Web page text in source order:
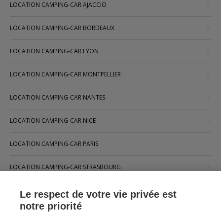
LOCATION CAMPING-CAR AJACCIO
LOCATION CAMPING-CAR BORDEAUX
LOCATION CAMPING-CAR LYON
LOCATION CAMPING-CAR MONTPELLIER
LOCATION CAMPING-CAR NANTES
LOCATION CAMPING-CAR NICE
LOCATION CAMPING-CAR PARIS
LOCATION CAMPING-CAR STRASBOURG
LOCATION CAMPING-CAR TOULOUSE
Le respect de votre vie privée est
notre priorité